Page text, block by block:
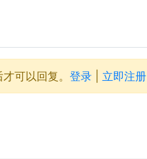
可以回复。 登录 立即注册